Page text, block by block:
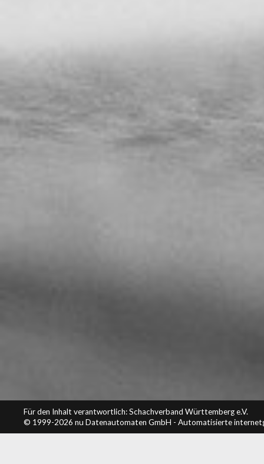
Für den Inhalt verantwortlich: Schachverband Württemberg e.V.
© 1999-2026 nu Datenautomaten GmbH - Automatisierte